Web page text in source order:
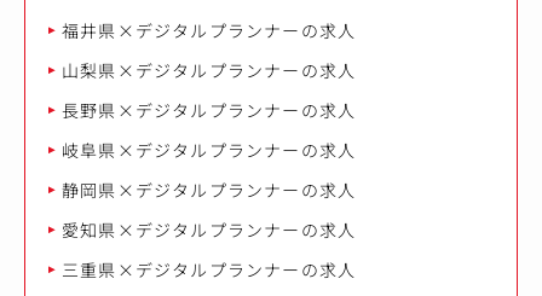
福井県×デジタルプランナーの求人
山梨県×デジタルプランナーの求人
長野県×デジタルプランナーの求人
岐阜県×デジタルプランナーの求人
静岡県×デジタルプランナーの求人
愛知県×デジタルプランナーの求人
三重県×デジタルプランナーの求人